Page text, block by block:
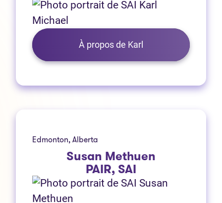
À propos de Karl
Edmonton, Alberta
Susan Methuen
PAIR, SAI